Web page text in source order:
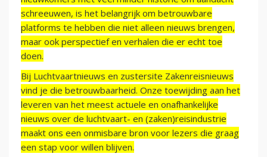
schreeuwen, is het belangrijk om betrouwbare
platforms te hebben die niet alleen nieuws brengen,
maar ook perspectief en verhalen die er echt toe
doen.
Bij Luchtvaartnieuws en zustersite Zakenreisnieuws
vind je die betrouwbaarheid. Onze toewijding aan het
leveren van het meest actuele en onafhankelijke
nieuws over de luchtvaart- en (zaken)reisindustrie
maakt ons een onmisbare bron voor lezers die graag
een stap voor willen blijven.